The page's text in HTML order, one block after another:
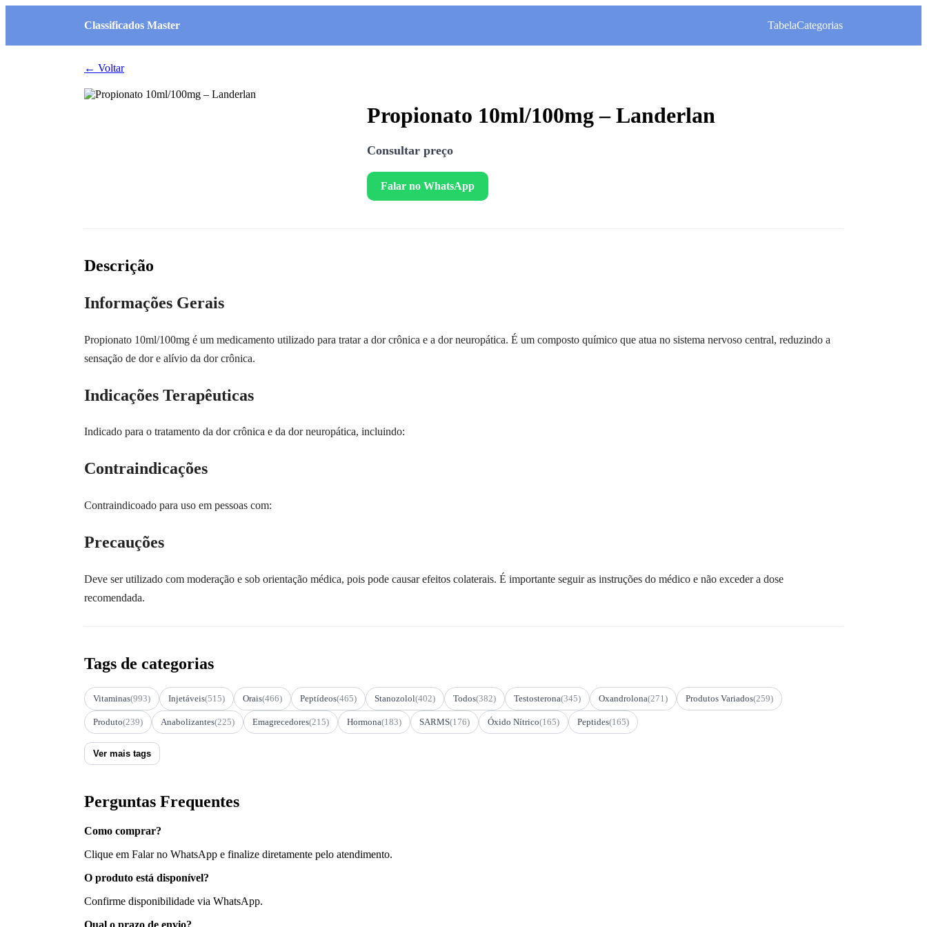
Classificados Master TabelaCategorias
← Voltar
Propionato 10ml/100mg – Landerlan
Consultar preço
Falar no WhatsApp
Descrição
Informações Gerais
Propionato 10ml/100mg é um medicamento utilizado para tratar a dor crônica e a dor neuropática. É um composto químico que atua no sistema nervoso central, reduzindo a
sensação de dor e alívio da dor crônica.
Indicações Terapêuticas
Indicado para o tratamento da dor crônica e da dor neuropática, incluindo:
Contraindicações
Contraindicoado para uso em pessoas com:
Precauções
Deve ser utilizado com moderação e sob orientação médica, pois pode causar efeitos colaterais. É importante seguir as instruções do médico e não exceder a dose
recomendada.
Tags de categorias
Vitaminas(993) Injetáveis(515) Orais(466) Peptídeos(465) Stanozolol(402) Todos(382) Testosterona(345) Oxandrolona(271) Produtos Variados(259)
Produto(239) Anabolizantes(225) Emagrecedores(215) Hormona(183) SARMS(176) Óxido Nítrico(165) Peptides(165)
Ver mais tags
Perguntas Frequentes
Como comprar?
Clique em Falar no WhatsApp e finalize diretamente pelo atendimento.
O produto está disponível?
Confirme disponibilidade via WhatsApp.
Qual o prazo de envio?